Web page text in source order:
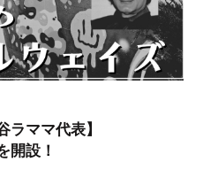
ラママ代表】
開設！